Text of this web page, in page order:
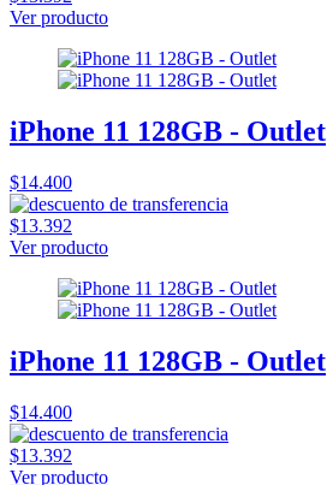
Ver producto
iPhone 11 128GB - Outlet
$14.400
$13.392
Ver producto
iPhone 11 128GB - Outlet
$14.400
$13.392
Ver producto